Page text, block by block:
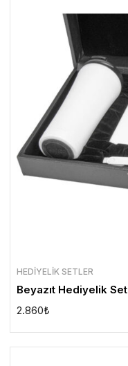
HEDIYELIK SETLER
Beyazıt Hediyelik Set
2.860₺